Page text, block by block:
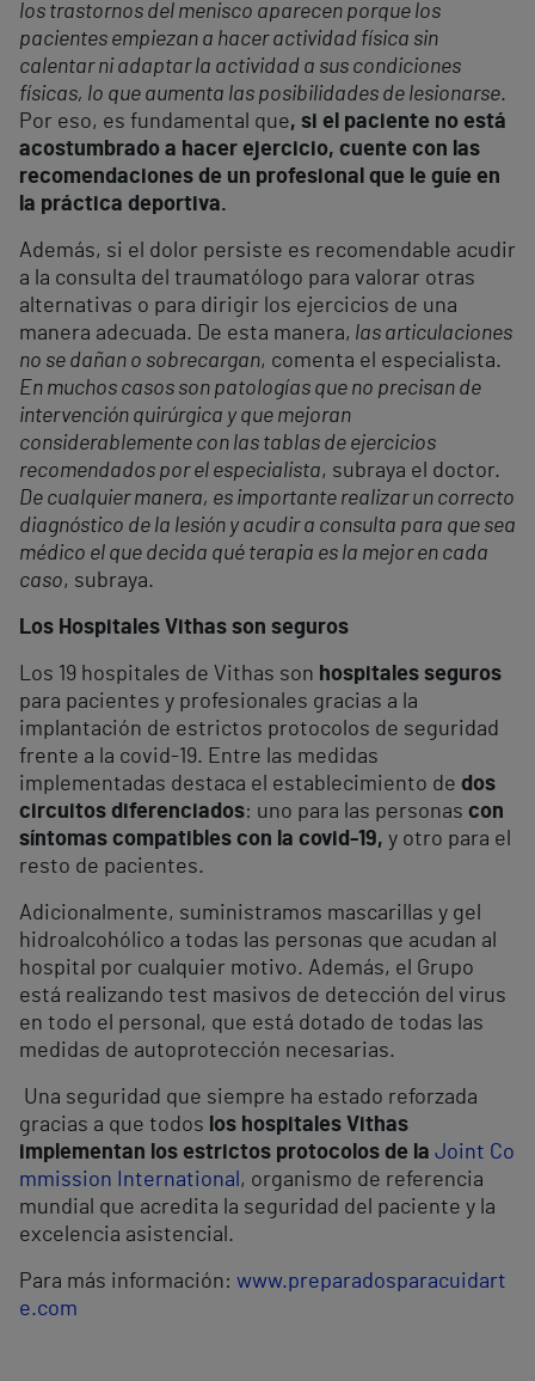
los trastornos del menisco aparecen porque los
pacientes empiezan a hacer actividad física sin
calentar ni adaptar la actividad a sus condiciones
físicas, lo que aumenta las posibilidades de lesionarse.
Por eso, es fundamental que, si el paciente no está
acostumbrado a hacer ejercicio, cuente con las
recomendaciones de un profesional que le guíe en
la práctica deportiva.
Además, si el dolor persiste es recomendable acudir
a la consulta del traumatólogo para valorar otras
alternativas o para dirigir los ejercicios de una
manera adecuada. De esta manera, las articulaciones
no se dañan o sobrecargan, comenta el especialista.
En muchos casos son patologías que no precisan de
intervención quirúrgica y que mejoran
considerablemente con las tablas de ejercicios
recomendados por el especialista, subraya el doctor.
De cualquier manera, es importante realizar un correcto
diagnóstico de la lesión y acudir a consulta para que sea
médico el que decida qué terapia es la mejor en cada
caso, subraya.
Los Hospitales Vithas son seguros
Los 19 hospitales de Vithas son hospitales seguros
para pacientes y profesionales gracias a la
implantación de estrictos protocolos de seguridad
frente a la covid-19. Entre las medidas
implementadas destaca el establecimiento de dos
circuitos diferenciados: uno para las personas con
síntomas compatibles con la covid-19, y otro para el
resto de pacientes.
Adicionalmente, suministramos mascarillas y gel
hidroalcohólico a todas las personas que acudan al
hospital por cualquier motivo. Además, el Grupo
está realizando test masivos de detección del virus
en todo el personal , que está dotado de todas las
medidas de autoprotección necesarias.
Una seguridad que siempre ha estado reforzada
gracias a que todos los hospitales Vithas
implementan los estrictos protocolos de la Joint Co
mmission International , organismo de referencia
mundial que acredita la seguridad del paciente y la
excelencia asistencial.
Para más información: www.preparadosparacuidart
e.com